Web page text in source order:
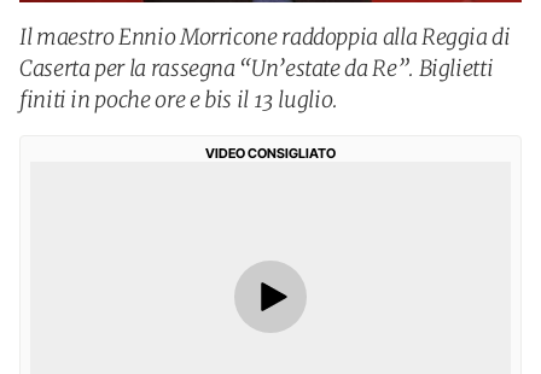
Il maestro Ennio Morricone raddoppia alla Reggia di
Caserta per la rassegna “Un’estate da Re”. Biglietti
finiti in poche ore e bis il 13 luglio.
VIDEO CONSIGLIATO